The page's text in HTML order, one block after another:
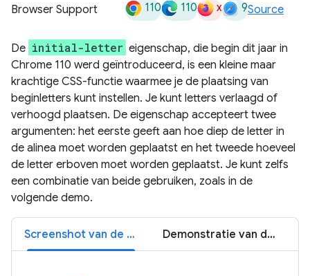
Browser Support 110 110 x 9Source
De initial-letter eigenschap, die begin dit jaar in
Chrome 110 werd geïntroduceerd, is een kleine maar
krachtige CSS-functie waarmee je de plaatsing van
beginletters kunt instellen. Je kunt letters verlaagd of
verhoogd plaatsen. De eigenschap accepteert twee
argumenten: het eerste geeft aan hoe diep de letter in
de alinea moet worden geplaatst en het tweede hoeveel
de letter erboven moet worden geplaatst. Je kunt zelfs
een combinatie van beide gebruiken, zoals in de
volgende demo.
Screenshot van de beginletter Demonstratie van de beginletter